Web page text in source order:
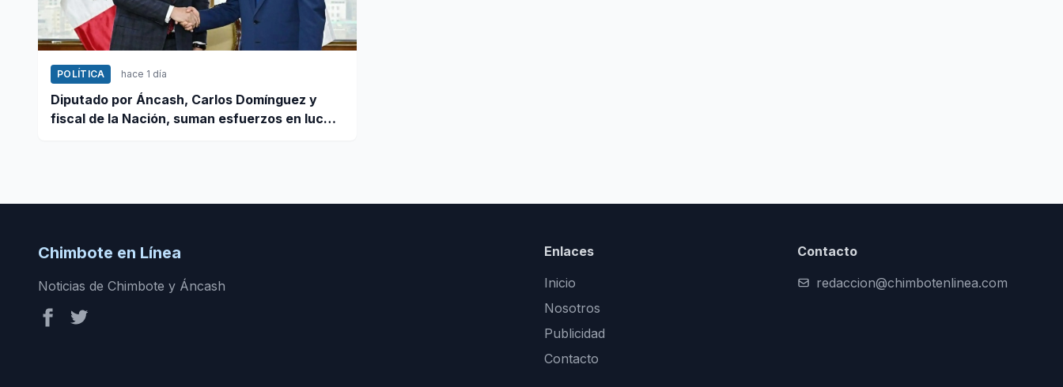
POLÍTICA hace 1 día
Diputado por Áncash, Carlos Domínguez y
fiscal de la Nación, suman esfuerzos en lucha
Chimbote en Línea
Noticias de Chimbote y Áncash
Enlaces
Inicio
Nosotros
Publicidad
Contacto
Contacto
redaccion@chimbotenlinea.com